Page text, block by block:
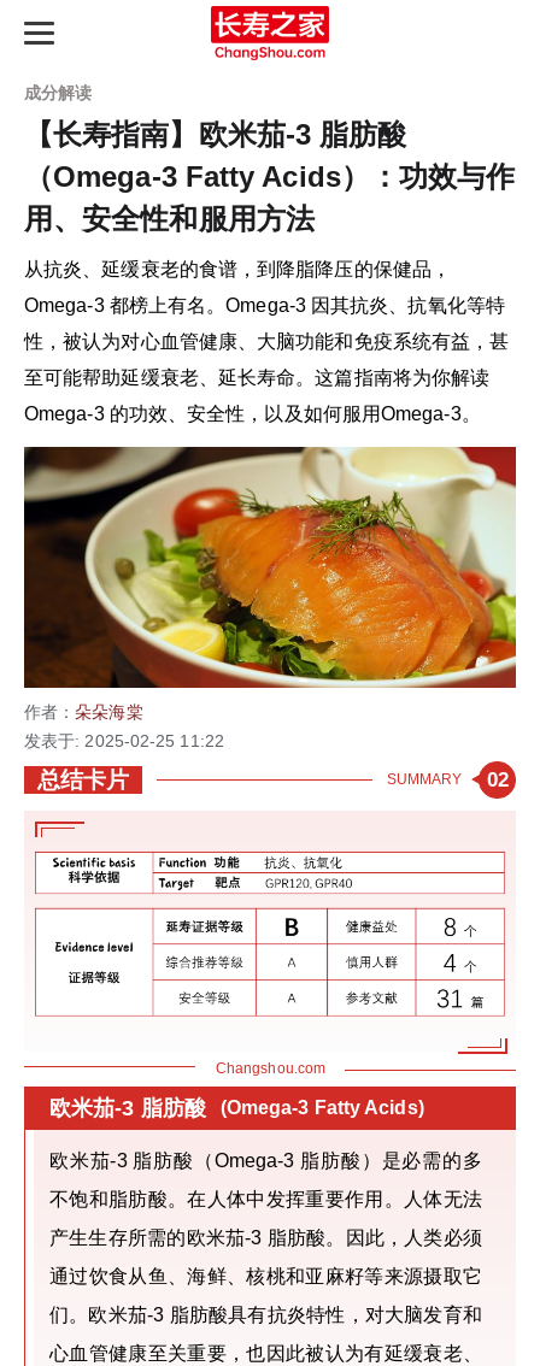
长寿之路
最新动态
长寿指南
知识图谱
产品评测
延寿天梯榜
成分解读
【长寿指南】欧米茄-3 脂肪酸
（Omega-3 Fatty Acids）：功效与作
用、安全性和服用方法
从抗炎、延缓衰老的食谱，到降脂降压的保健品，
Omega-3 都榜上有名。Omega-3 因其抗炎、抗氧化等特
性，被认为对心血管健康、大脑功能和免疫系统有益，甚
至可能帮助延缓衰老、延长寿命。这篇指南将为你解读
Omega-3 的功效、安全性，以及如何服用Omega-3。
作者：朵朵海棠
发表于: 2025-02-25 11:22
总结卡片 SUMMARY 02
Changshou.com
欧米茄-3 脂肪酸 (Omega-3 Fatty Acids)
欧米茄-3 脂肪酸（Omega-3 脂肪酸）是必需的多
不饱和脂肪酸。在人体中发挥重要作用。人体无法
产生生存所需的欧米茄-3 脂肪酸。因此，人类必须
通过饮食从鱼、海鲜、核桃和亚麻籽等来源摄取它
们。欧米茄-3 脂肪酸具有抗炎特性，对大脑发育和
心血管健康至关重要，也因此被认为有延缓衰老、